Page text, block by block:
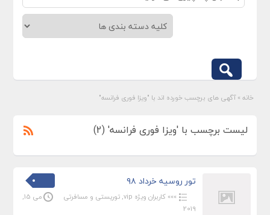
خانه » آگهی های برچسب خورده اند با "ویزا فوری فرانسه"
لیست برچسب با 'ویزا فوری فرانسه' (2)
تور روسیه خرداد ۹۸
»»» کاربران ویژه vip , توریستی و مسافرتی
می 15,
2019